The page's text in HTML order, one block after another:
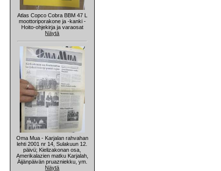
Atlas Copco Cobra BBM 47 L
moottoriporakone ja -kanki -
Hoito-ohjekirja ja varaosat
Näytä
Oma Mua - Karjalan rahvahan
lehti 2001 nr 14, Sulakuun 12.
päivü; Kielizakonan osa,
Amerikalazien matku Karjalah,
Äijänpäivän pruazniekku, ym.
Näytä